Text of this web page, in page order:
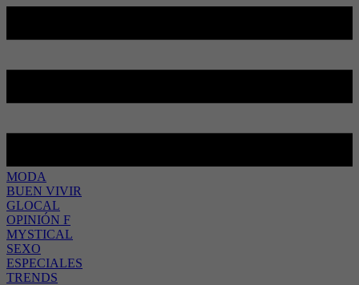
MODA
BUEN VIVIR
GLOCAL
OPINIÓN F
MYSTICAL
SEXO
ESPECIALES
TRENDS